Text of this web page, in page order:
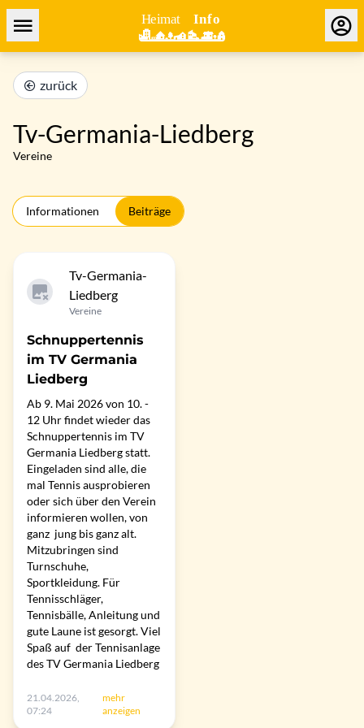
zurück
Tv-Germania-Liedberg
Vereine
Informationen Beiträge
Tv-Germania-
Liedberg
Vereine
Schnuppertennis
im TV Germania
Liedberg
Ab 9. Mai 2026 von 10. -
12 Uhr findet wieder das
Schnuppertennis im TV
Germania Liedberg statt.
Eingeladen sind alle, die
mal Tennis ausprobieren
oder sich über den Verein
informieren wollen, von
ganz jung bis ganz alt.
Mitzubringen sind
Turnschuhe,
Sportkleidung. Für
Tennisschläger,
Tennisbälle, Anleitung und
gute Laune ist gesorgt. Viel
Spaß auf der Tennisanlage
des TV Germania Liedberg
21.04.2026,
07:24
mehr
anzeigen